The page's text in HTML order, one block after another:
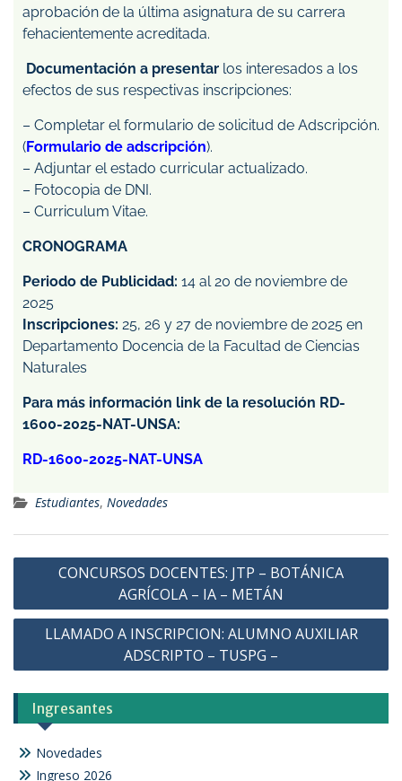
aprobación de la última asignatura de su carrera
fehacientemente acreditada.
Documentación a presentar los interesados a los
efectos de sus respectivas inscripciones:
– Completar el formulario de solicitud de Adscripción.
(Formulario de adscripción).
– Adjuntar el estado curricular actualizado.
– Fotocopia de DNI.
– Curriculum Vitae.
CRONOGRAMA
Periodo de Publicidad: 14 al 20 de noviembre de
2025
Inscripciones: 25, 26 y 27 de noviembre de 2025 en
Departamento Docencia de la Facultad de Ciencias
Naturales
Para más información link de la resolución RD-
1600-2025-NAT-UNSA:
RD-1600-2025-NAT-UNSA
Estudiantes, Novedades
CONCURSOS DOCENTES: JTP – BOTÁNICA
AGRÍCOLA – IA – METÁN
LLAMADO A INSCRIPCION: ALUMNO AUXILIAR
ADSCRIPTO – TUSPG –
Ingresantes
Novedades
Ingreso 2026